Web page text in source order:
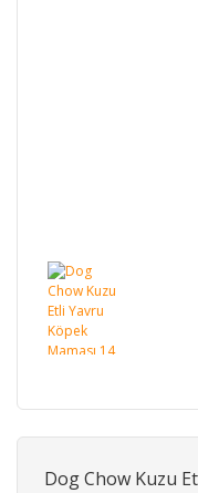
Dog Chow Kuzu